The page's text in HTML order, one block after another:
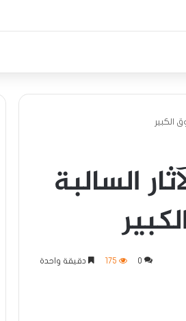
الكبير
السالبة
0
175 دقيقة واحدة